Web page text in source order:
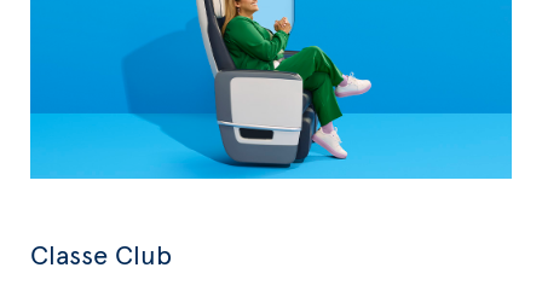
Classe Club